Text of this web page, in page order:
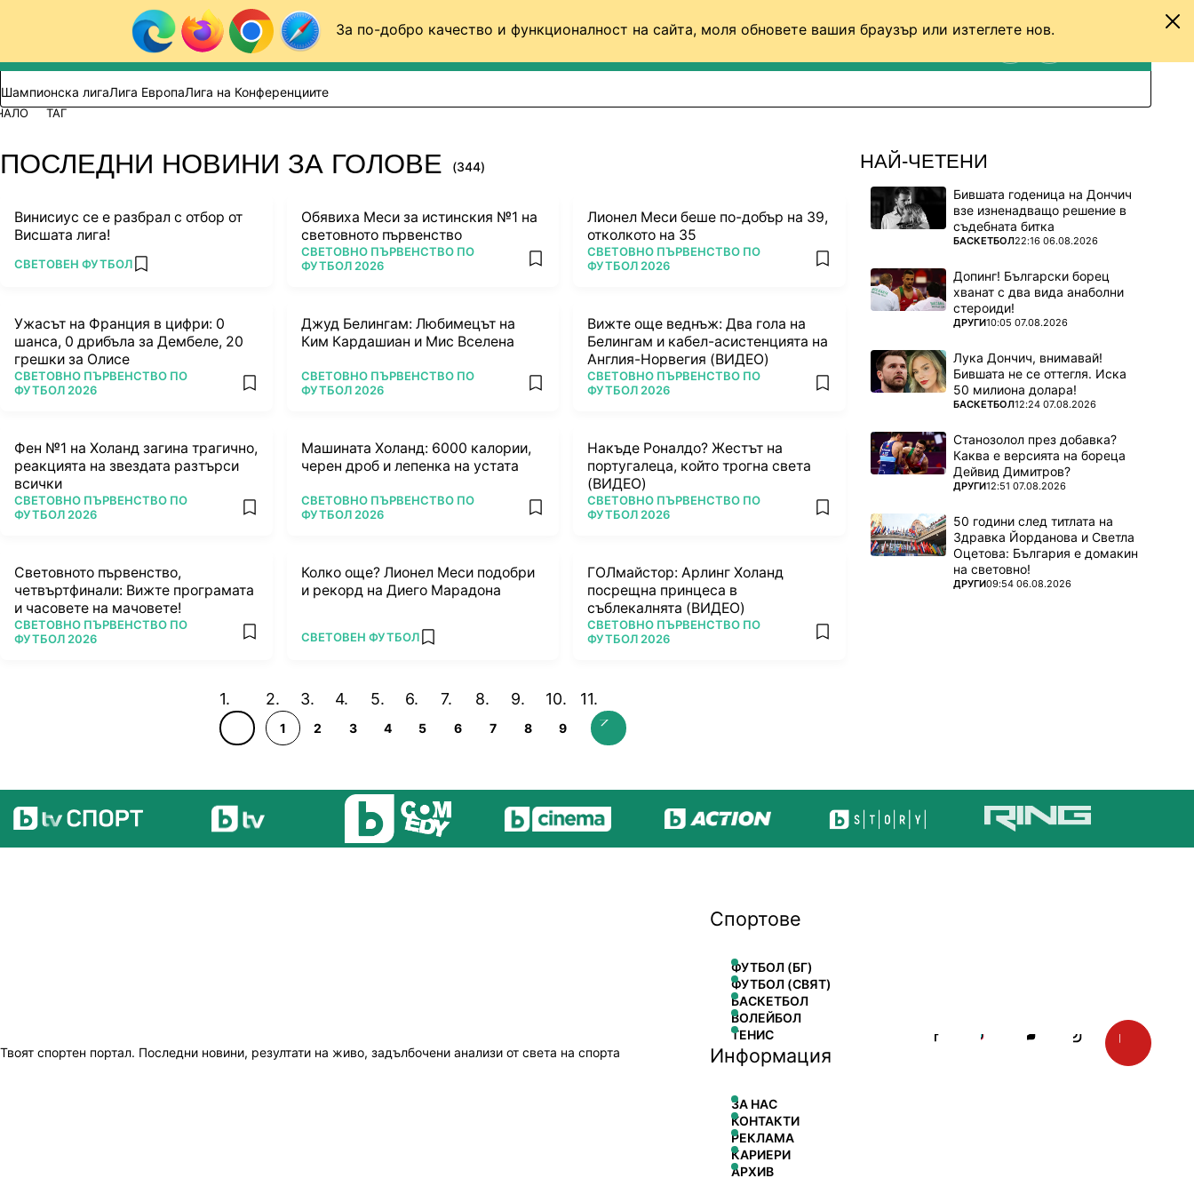
За по-добро качество и функционалност на сайта, моля обновете вашия браузър или изтеглете нов.
Към съдържанието
Търси в сайта
ВИДЕО ФУТБОЛ (БГ)
Шампионска лигаЛига ЕвропаЛига на Конференциите
ТАГ
ПОСЛЕДНИ НОВИНИ ЗА ГОЛОВЕ (344)
Винисиус се е разбрал с отбор от
Висшата лига!
ПОВЕЧЕ ОТ
СВЕТОВЕН ФУТБОЛ add favorites
Обявиха Меси за истинския №1 на
световното първенство
ПОВЕЧЕ ОТ
СВЕТОВНО ПЪРВЕНСТВО ПО
ФУТБОЛ 2026
add favorites
Лионел Меси беше по-добър на 39,
отколкото на 35
ПОВЕЧЕ ОТ
СВЕТОВНО ПЪРВЕНСТВО ПО
ФУТБОЛ 2026
add favorites
Ужасът на Франция в цифри: 0
шанса, 0 дрибъла за Дембеле, 20
грешки за Олисе
ПОВЕЧЕ ОТ
СВЕТОВНО ПЪРВЕНСТВО ПО
ФУТБОЛ 2026
add favorites
Джуд Белингам: Любимецът на
Ким Кардашиан и Мис Вселена
ПОВЕЧЕ ОТ
СВЕТОВНО ПЪРВЕНСТВО ПО
ФУТБОЛ 2026
add favorites
Вижте още веднъж: Два гола на
Белингам и кабел-асистенцията на
Англия-Норвегия (ВИДЕО)
ПОВЕЧЕ ОТ
СВЕТОВНО ПЪРВЕНСТВО ПО
ФУТБОЛ 2026
add favorites
Фен №1 на Холанд загина трагично,
реакцията на звездата разтърси
всички
ПОВЕЧЕ ОТ
СВЕТОВНО ПЪРВЕНСТВО ПО
ФУТБОЛ 2026
add favorites
Машината Холанд: 6000 калории,
черен дроб и лепенка на устата
ПОВЕЧЕ ОТ
СВЕТОВНО ПЪРВЕНСТВО ПО
ФУТБОЛ 2026
add favorites
Накъде Роналдо? Жестът на
португалеца, който трогна света
(ВИДЕО)
ПОВЕЧЕ ОТ
СВЕТОВНО ПЪРВЕНСТВО ПО
ФУТБОЛ 2026
add favorites
Световното първенство,
четвъртфинали: Вижте програмата
и часовете на мачовете!
ПОВЕЧЕ ОТ
СВЕТОВНО ПЪРВЕНСТВО ПО
ФУТБОЛ 2026
add favorites
Колко още? Лионел Меси подобри
и рекорд на Диего Марадона
ПОВЕЧЕ ОТ
СВЕТОВЕН ФУТБОЛ add favorites
ГОЛмайстор: Арлинг Холанд
посрещна принцеса в
съблекалнята (ВИДЕО)
ПОВЕЧЕ ОТ
СВЕТОВНО ПЪРВЕНСТВО ПО
ФУТБОЛ 2026
add favorites
1 2 3 4 5 6 7 8 9
НАЙ-ЧЕТЕНИ
Бившата годеница на Дончич
взе изненадващо решение в
съдебната битка
ПОВЕЧЕ ОТ
БАСКЕТБОЛ22:16 06.08.2026
Допинг! Български борец
хванат с два вида анаболни
стероиди!
ПОВЕЧЕ ОТ
ДРУГИ10:05 07.08.2026
Лука Дончич, внимавай!
Бившата не се оттегля. Иска
50 милиона долара!
ПОВЕЧЕ ОТ
БАСКЕТБОЛ12:24 07.08.2026
Станозолол през добавка?
Каква е версията на бореца
Дейвид Димитров?
ПОВЕЧЕ ОТ
ДРУГИ12:51 07.08.2026
50 години след титлата на
Здравка Йорданова и Светла
Оцетова: България е домакин
на световно!
ПОВЕЧЕ ОТ
ДРУГИ09:54 06.08.2026
Твоят спортен портал. Последни новини, резултати на живо, задълбочени анализи от света на спорта
Спортове
ФУТБОЛ (БГ)
ФУТБОЛ (СВЯТ)
БАСКЕТБОЛ
ВОЛЕЙБОЛ
ТЕНИС
Информация
ЗА НАС
КОНТАКТИ
РЕКЛАМА
КАРИЕРИ
АРХИВ